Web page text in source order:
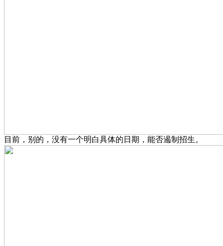
目前，别的，没有一个明白具体的日期，能否遏制招生。